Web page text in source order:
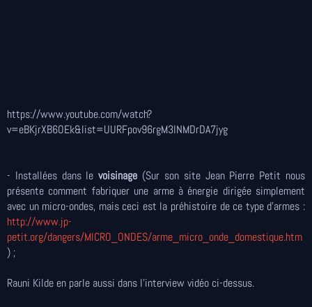
https://www.youtube.com/watch?
v=eBKjrXB6OEk&list=UURFpov96rgM3lNMDrDA7jyg
- Installées dans levoisinage (Sur son site Jean Pierre Petit nous
présente comment fabriquer une arme à énergie dirigée simplement
avec un micro-ondes, mais ceci est la préhistoire de ce type d'armes :
http://www.jp-
petit.org/dangers/MICRO_ONDES/arme_micro_onde_domestique.htm
) ;
Rauni Kilde en parle aussi dans l'interview vidéo ci-dessus.